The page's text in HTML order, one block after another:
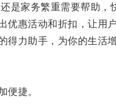
家务繁重需要帮助，
惠活动和折扣，让用户
力助手，为你的生活增
捷。